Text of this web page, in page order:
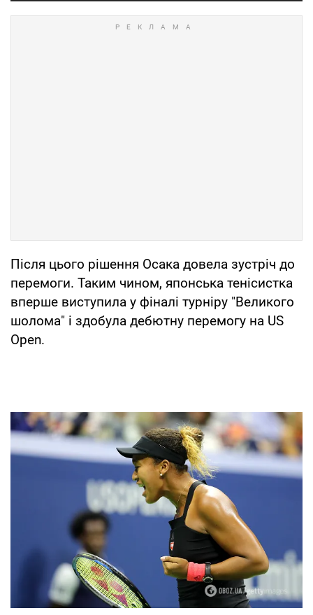
Після цього рішення Осака довела зустріч до
перемоги. Таким чином, японська тенісистка
вперше виступила у фіналі турніру "Великого
шолома" і здобула дебютну перемогу на US
Open.